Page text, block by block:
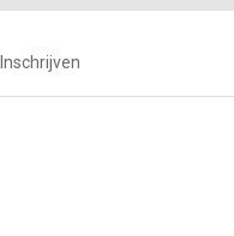
Inschrijven